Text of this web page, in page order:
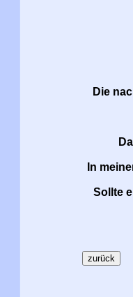
Die
In
Sollte